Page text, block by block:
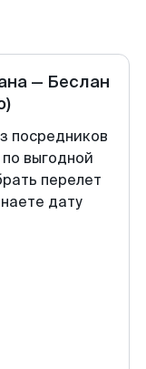
— Беслан
посредников
выгодной
перелет
дату